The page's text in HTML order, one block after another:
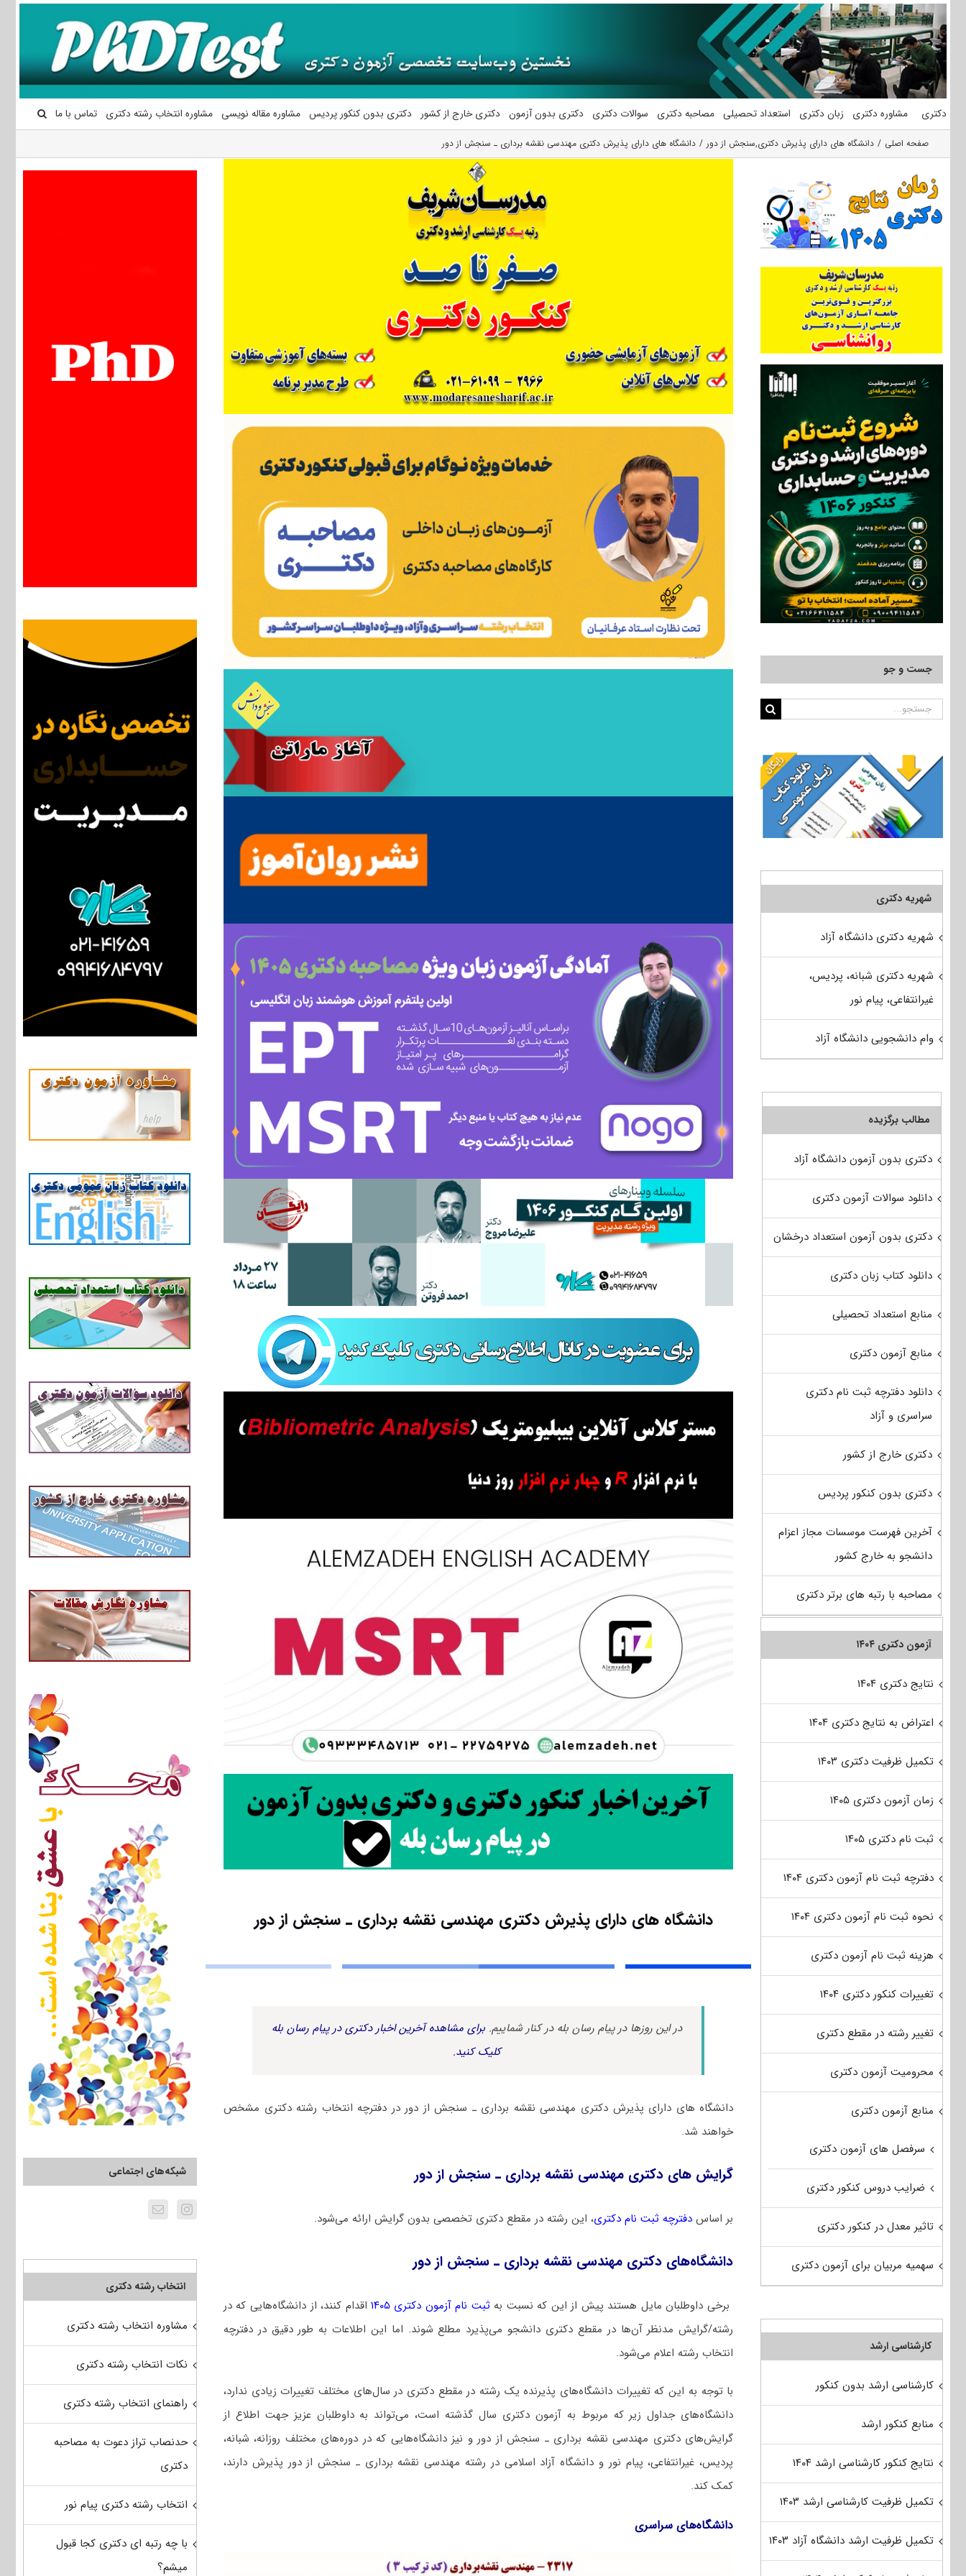
محتوا
دکتری مشاوره دکتری زبان دکتری استعداد تحصیلی مصاحبه دکتری سوالات دکتری دکتری بدون آزمون دکتری خارج از کشور دکتری بدون کنکور پردیس مشاوره مقاله نویسی مشاوره انتخاب رشته دکتری تماس با ما
صفحه اصلی دانشگاه های دارای پذیرش دکتری,سنجش از دور دانشگاه های دارای پذیرش دکتری ﻣﻬﻨﺪسی نقشه برداری ـ ﺳﻨﺠﺶ از دور
دانشگاه های دارای پذیرش دکتری ﻣﻬﻨﺪسی نقشه برداری ـ ﺳﻨﺠﺶ از دور
در این روزها در پیام رسان بله در کنار شماییم. برای مشاهده آخرین اخبار دکتری در پیام رسان بله
کلیک کنید.
دانشگاه های دارای پذیرش دکتری ﻣﻬﻨﺪسی نقشه برداری ـ ﺳﻨﺠﺶ از دور در دفترچه انتخاب رشته دکتری مشخص
خواهند شد.
گرایش های دکتری ﻣﻬﻨﺪسی نقشه برداری ـ ﺳﻨﺠﺶ از دور
بر اساس دفترچه ثبت نام دکتری، این رشته در مقطع دکتری تخصصی بدون گرایش ارائه می‌شود.
دانشگاه‌های دکتری ﻣﻬﻨﺪسی نقشه برداری ـ ﺳﻨﺠﺶ از دور
برخی داوطلبان مایل هستند پیش از این که نسبت به ثبت نام آزمون دکتری ۱۴۰۵
اقدام کنند، از دانشگاه‌هایی که در
رشته/گرایش مدنظر آن‌ها در مقطع دکتری دانشجو می‌پذیرد مطلع شوند. اما این اطلاعات به طور دقیق در دفترچه
انتخاب رشته اعلام می‌شود.
با توجه به این که تغییرات دانشگاه‌های پذیرنده یک رشته در مقطع دکتری در سال‌های مختلف تغییرات زیادی ندارد،
دانشگاه‌های جداول زیر که مربوط به آزمون دکتری سال گذشته است، می‌تواند به داوطلبان عزیز جهت اطلاع از
گرایش‌های دکتری ﻣﻬﻨﺪسی نقشه برداری ـ ﺳﻨﺠﺶ از دور و نیز دانشگاه‌هایی که در دوره‌های مختلف روزانه، شبانه،
پردیس، غیرانتفاعی، پیام نور و دانشگاه آزاد اﺳﻼمی در رشته ﻣﻬﻨﺪسی نقشه برداری ـ ﺳﻨﺠﺶ از دور پذیرش دارند،
کمک کند.
دانشگاه‌های سراسری
شبکه‌های اجتماعی
انتخاب رشته دکتری
مشاوره انتخاب رشته دکتری
نکات انتخاب رشته دکتری
راهنمای انتخاب رشته دکتری
حدنصاب تراز دعوت به مصاحبه
دکتری
انتخاب رشته دکتری پیام نور
با چه رتبه ای دکتری کجا قبول
میشم؟
جست و جو
جستجو
شهریه دکتری
شهریه دکتری دانشگاه آزاد
شهریه دکتری شبانه، پردیس،
غیرانتفاعی، پیام نور
وام دانشجویی دانشگاه آزاد
مطالب برگزیده
دکتری بدون آزمون دانشگاه آزاد
دانلود سوالات آزمون دکتری
دکتری بدون آزمون استعداد درخشان
دانلود کتاب زبان دکتری
منابع استعداد تحصیلی
منابع آزمون دکتری
دانلود دفترچه ثبت نام دکتری
سراسری و آزاد
دکتری خارج از کشور
دکتری بدون کنکور پردیس
آخرین فهرست موسسات مجاز اعزام
دانشجو به خارج کشور
مصاحبه با رتبه های برتر دکتری
آزمون دکتری ۱۴۰۴
نتایج دکتری ۱۴۰۴
اعتراض به نتایج دکتری ۱۴۰۴
تکمیل ظرفیت دکتری ۱۴۰۳
زمان آزمون دکتری ۱۴۰۵
ثبت نام دکتری ۱۴۰۵
دفترچه ثبت نام آزمون دکتری ۱۴۰۴
نحوه ثبت نام آزمون دکتری ۱۴۰۴
هزینه ثبت نام آزمون دکتری
تغییرات کنکور دکتری ۱۴۰۴
تغییر رشته در مقطع دکتری
محرومیت آزمون دکتری
منابع آزمون دکتری
سرفصل های آزمون دکتری
ضرایب دروس کنکور دکتری
تاثیر معدل در کنکور دکتری
سهمیه مربیان برای آزمون دکتری
کارشناسی ارشد
کارشناسی ارشد بدون کنکور
منابع کنکور ارشد
نتایج کنکور کارشناسی ارشد ۱۴۰۴
تکمیل ظرفیت کارشناسی ارشد ۱۴۰۳
تکمیل ظرفیت ارشد دانشگاه آزاد ۱۴۰۳